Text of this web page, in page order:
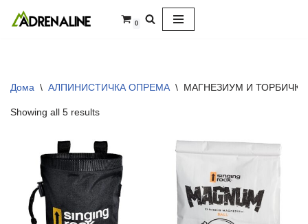
0
Дома \ АЛПИНИСТИЧКА ОПРЕМА \ МАГНЕЗИУМ И ТОРБИЧКИ
Showing all 5 results